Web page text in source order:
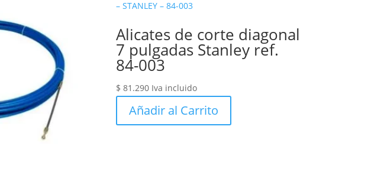
Alicates de corte diagonal
7 pulgadas Stanley ref.
84-003
$ 81.290 Iva incluido
Añadir al Carrito